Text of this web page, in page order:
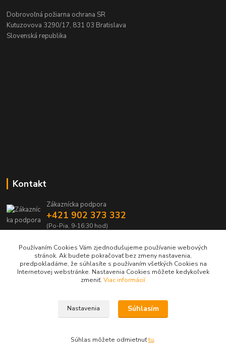
Dobrovoľná požiarna ochrana SR
Kutuzovova 3290/17, 831 03 Bratislava
Slovenská republika
Kontakt
Zákaznícka podpora
+421 902 373 332
(Po-Pia, 9-16:30 hod)
vybava@dobraci.sk
Sledujte nás, inšpirujte ostatných a zdieľajte Vašu radosť z nákupu a
lásku pre hasičinu s hashtagom
#som_dobrak_
Používaním Cookies Vám zjednodušujeme používanie webových
stránok. Ak budete pokračovať bez zmeny nastavenia,
predpokladáme, že súhlasíte s používaním všetkých Cookies na
Internetovej webstránke. Nastavenia Cookies môžete kedykoľvek
zmeniť. Viac informácií
Nastavenia Súhlasím
Súhlas môžete odmietnuťtu.